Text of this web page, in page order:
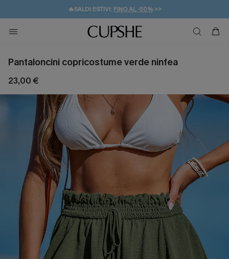
🔥SALDI ESTIVI: FINO AL -50%>>
🚚SPEDIZIONE GRATUITA DA 49€
💌REGALO PER I NUOVI: 20% DI SCONTO*
Pantaloncini copricostume verde ninfea
23,00 €